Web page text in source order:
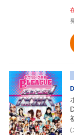
(